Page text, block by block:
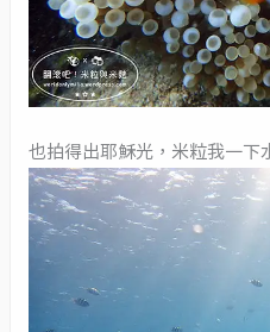
也拍得出耶穌光，米粒我一下